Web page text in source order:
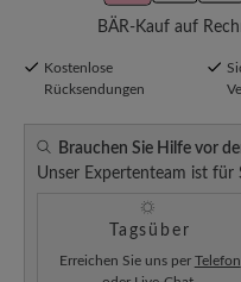
BÄR-Kauf auf
Kostenlose
Rücksendungen
Brauchen Sie Hilfe vor
Unser Expertenteam ist für
Tagsüber
Erreichen Sie uns per Telefon